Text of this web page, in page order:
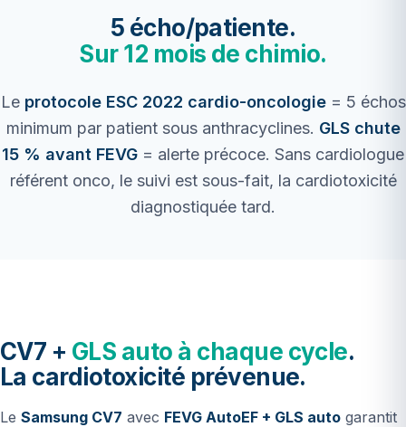
5 écho/patiente.
Sur 12 mois de chimio.
Le protocole ESC 2022 cardio-oncologie= 5 échos
minimum par patient sous anthracyclines. GLS chute
15 % avant FEVG = alerte précoce. Sans cardiologue
référent onco, le suivi est sous-fait, la cardiotoxicité
diagnostiquée tard.
CV7 + GLS auto à chaque cycle.
La cardiotoxicité prévenue.
Le Samsung CV7 avec FEVG AutoEF + GLS auto garantit